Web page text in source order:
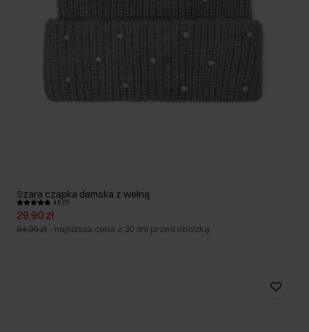
Szara czapka damska z wełną
4.9 (7)
29,90 zł
84,90 zł - najniższa cena z 30 dni przed obniżką